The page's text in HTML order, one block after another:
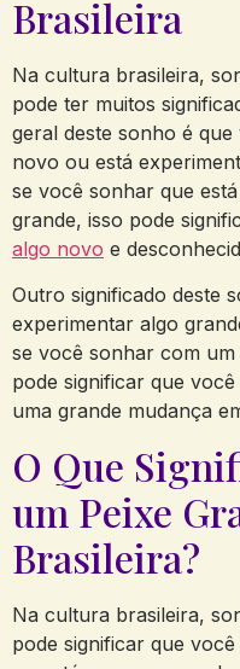
Brasileira
Na cultura brasileira,
pode ter muitos
geral deste sonho é
novo ou está
se você sonhar que
grande, isso pode
algo novo e
Outro significado deste
experimentar algo
se você sonhar com
pode significar que
uma grande mudança
O Que
um Peixe
Brasileira?
Na cultura brasileira,
pode significar que